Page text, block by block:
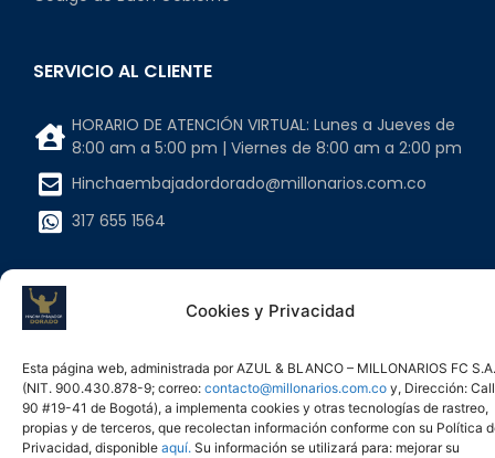
Cookies y Privacidad
Esta página web, administrada por AZUL & BLANCO – MILLONARIOS FC S.A.
(NIT. 900.430.878-9; correo: contacto@millonarios.com.co y, Dirección:
90 #19-41 de Bogotá), a implementa cookies y otras tecnologías de rastreo,
propias y de terceros, que recolectan información conforme con su Política
Privacidad, disponible aquí. Su información se utilizará para: mejorar su
SERVICIO AL CLIENTE
HORARIO DE ATENCIÓN VIRTUAL: Lunes a Jueves de
8:00 am a 5:00 pm | Viernes de 8:00 am a 2:00 pm
Hinchaembajadordorado@millonarios.com.co
317 655 1564
INFORMACIÓN LEGAL
NIT 900430878-9
Calle 90 # 19-41 Ofc. 702 Bogotá, Colombia